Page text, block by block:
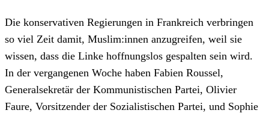
Die konservativen Regierungen in Frankreich verbringen
so viel Zeit damit, Muslim:innen anzugreifen, weil sie
wissen, dass die Linke hoffnungslos gespalten sein wird.
In der vergangenen Woche haben Fabien Roussel,
Generalsekretär der Kommunistischen Partei, Olivier
Faure, Vorsitzender der Sozialistischen Partei, und Sophie